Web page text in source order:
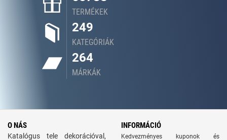
TERMÉKEK
249
KATEGÓRIÁK
264
MÁRKÁK
O NÁS
Katalógus tele dekorációval,
INFORMÁCIÓ
Kedvezményes kuponok és